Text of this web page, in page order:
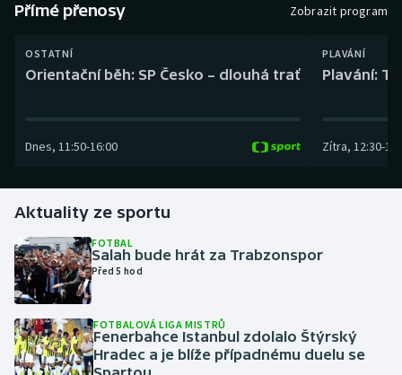
Curling
Futsal
Golf
Gymnastika
Házená
Přímé přenosy Zobrazit program
OSTATNÍ
Orientační běh: SP Česko – dlouhá trať
Dnes, 11:50-16:00
PLAVÁNÍ
Plavání:
Zítra, 12:30-
Aktuality ze sportu
FOTBAL
Salah bude hrát za Trabzonspor
Před 5 hod
FOTBALOVÁ LIGA MISTRŮ
Fenerbahce Istanbul zdolalo Štýrský
Hradec a je blíže případnému duelu se